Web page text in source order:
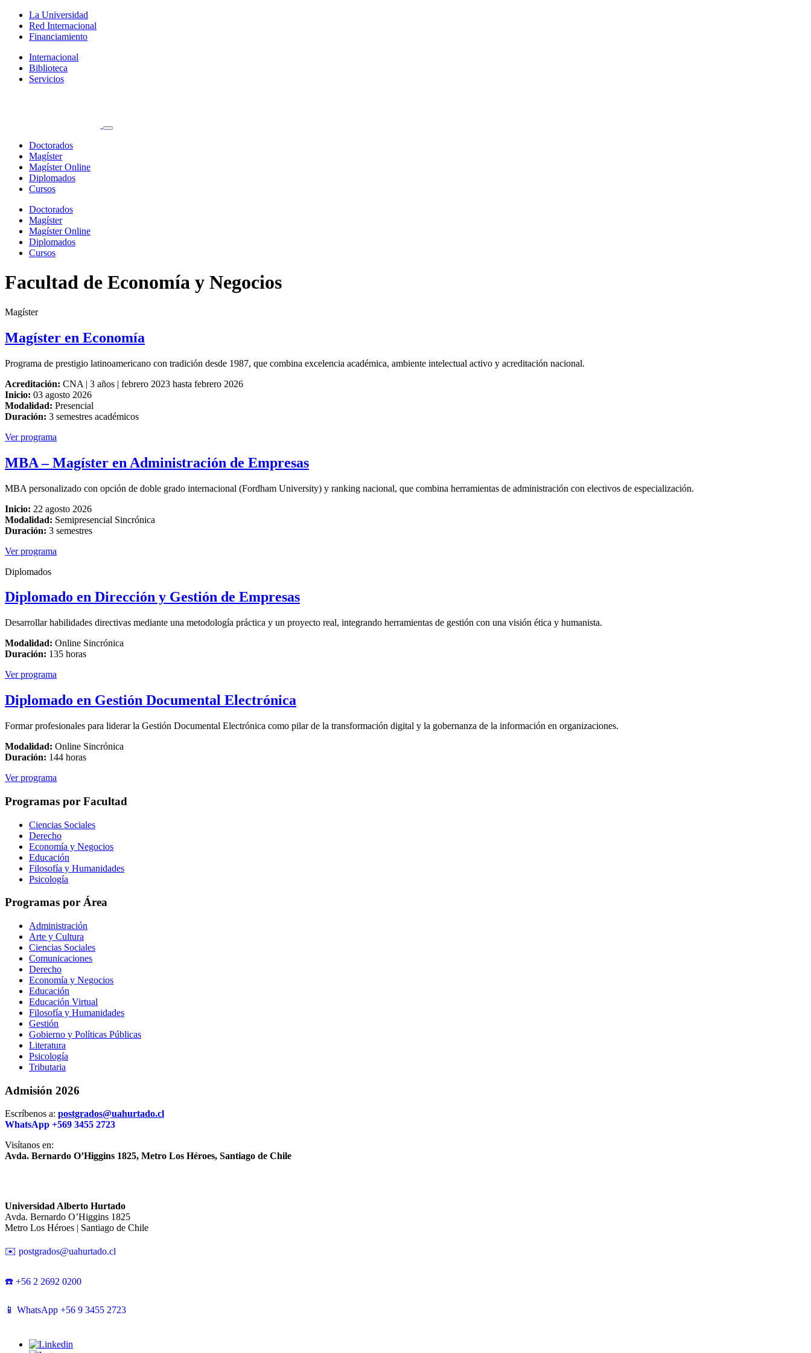
La Universidad
Red Internacional
Financiamiento
Internacional
Biblioteca
Servicios
Doctorados
Magíster
Magíster Online
Diplomados
Cursos
Doctorados
Magíster
Magíster Online
Diplomados
Cursos
Facultad de Economía y Negocios
Magíster
Magíster en Economía
Programa de prestigio latinoamericano con tradición desde 1987, que combina excelencia académica, ambiente intelectual activo y acreditación nacional.
Acreditación: CNA | 3 años | febrero 2023 hasta febrero 2026
Inicio: 03 agosto 2026
Modalidad: Presencial
Duración: 3 semestres académicos
Ver programa
MBA – Magíster en Administración de Empresas
MBA personalizado con opción de doble grado internacional (Fordham University) y ranking nacional, que combina herramientas de administración con electivos de especialización.
Inicio: 22 agosto 2026
Modalidad: Semipresencial Sincrónica
Duración: 3 semestres
Ver programa
Diplomados
Diplomado en Dirección y Gestión de Empresas
Desarrollar habilidades directivas mediante una metodología práctica y un proyecto real, integrando herramientas de gestión con una visión ética y humanista.
Modalidad: Online Sincrónica
Duración: 135 horas
Ver programa
Diplomado en Gestión Documental Electrónica
Formar profesionales para liderar la Gestión Documental Electrónica como pilar de la transformación digital y la gobernanza de la información en organizaciones.
Modalidad: Online Sincrónica
Duración: 144 horas
Ver programa
Programas por Facultad
Ciencias Sociales
Derecho
Economía y Negocios
Educación
Filosofía y Humanidades
Psicología
Programas por Área
Administración
Arte y Cultura
Ciencias Sociales
Comunicaciones
Derecho
Economía y Negocios
Educación
Educación Virtual
Filosofía y Humanidades
Gestión
Gobierno y Políticas Públicas
Literatura
Psicología
Tributaria
Admisión 2026
Escríbenos a: postgrados@uahurtado.cl
WhatsApp +569 3455 2723
Visítanos en:
Avda. Bernardo O’Higgins 1825, Metro Los Héroes, Santiago de Chile
Universidad Alberto Hurtado
Avda. Bernardo O’Higgins 1825
Metro Los Héroes | Santiago de Chile
✉️ postgrados@uahurtado.cl
☎️ +56 2 2692 0200
📱 WhatsApp +56 9 3455 2723